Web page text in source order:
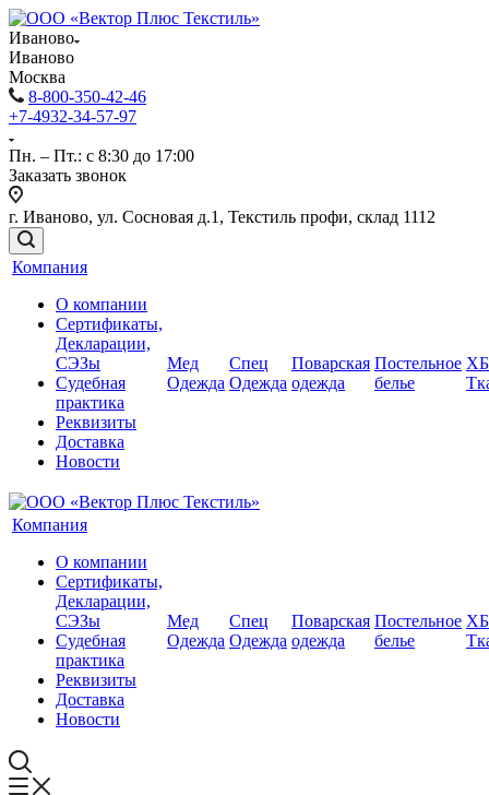
Иваново
Иваново
Москва
8-800-350-42-46
+7-4932-34-57-97
Пн. – Пт.: с 8:30 до 17:00
Заказать звонок
г. Иваново, ул. Сосновая д.1, Текстиль профи, склад 1112
Компания
О компании
Сертификаты,
Декларации,
СЭЗы
Судебная
практика
Реквизиты
Доставка
Новости
Мед
Одежда
Спец
Одежда
Поварская
одежда
Постельное
белье
ХБ
Компания
О компании
Сертификаты,
Декларации,
СЭЗы
Судебная
практика
Реквизиты
Доставка
Новости
Мед
Одежда
Спец
Одежда
Поварская
одежда
Постельное
белье
ХБ